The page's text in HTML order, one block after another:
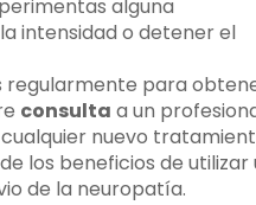
alguna
intensidad o detener el
regularmente para
consulta a un
nuevo
los beneficios de utilizar
de la neuropatía.